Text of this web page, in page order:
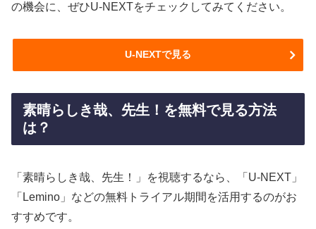
の機会に、ぜひU-NEXTをチェックしてみてください。
U-NEXTで見る
素晴らしき哉、先生！を無料で見る方法
は？
「素晴らしき哉、先生！」を視聴するなら、「U-NEXT」
「Lemino」などの無料トライアル期間を活用するのがお
すすめです。